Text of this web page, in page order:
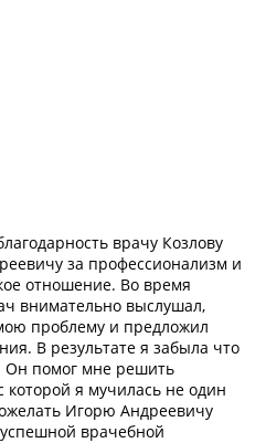
врачу Козлову
за профессионализм и
отношение. Во время
внимательно выслушал,
проблему и предложил
В результате я забыла что
Он помог мне решить
которой я мучилась не один
Игорю Андреевичу
успешной врачебной